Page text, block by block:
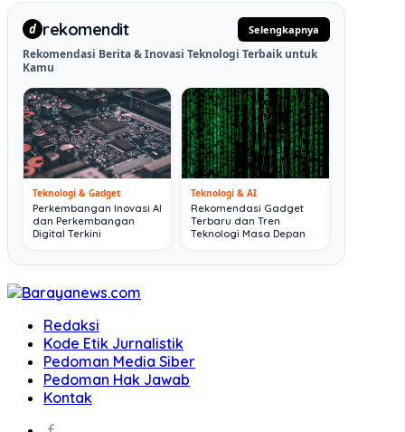
d rekomendit Selengkapnya
Rekomendasi Berita & Inovasi Teknologi Terbaik untuk
Kamu
Teknologi & Gadget
Perkembangan Inovasi AI
dan Perkembangan
Digital Terkini
Teknologi & AI
Rekomendasi Gadget
Terbaru dan Tren
Teknologi Masa Depan
Redaksi
Kode Etik Jurnalistik
Pedoman Media Siber
Pedoman Hak Jawab
Kontak